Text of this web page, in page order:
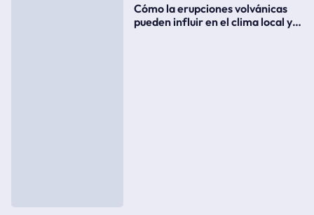
Cómo la erupciones volvánicas
pueden influir en el clima local y